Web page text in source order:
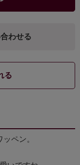
わせる
る
ペン。